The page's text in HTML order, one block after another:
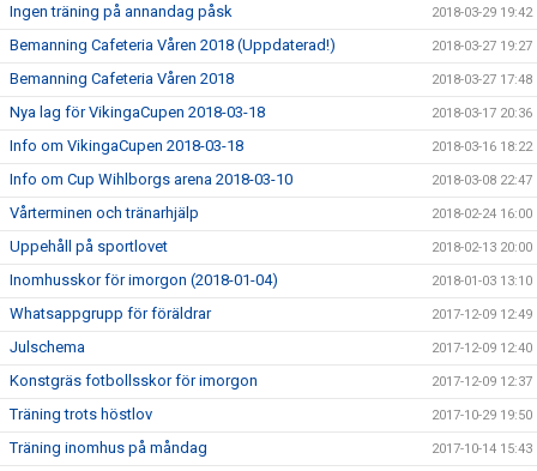
Ingen träning på annandag påsk 2018-03-29 19:42
Bemanning Cafeteria Våren 2018 (Uppdaterad!) 2018-03-27 19:27
Bemanning Cafeteria Våren 2018 2018-03-27 17:48
Nya lag för VikingaCupen 2018-03-18 2018-03-17 20:36
Info om VikingaCupen 2018-03-18 2018-03-16 18:22
Info om Cup Wihlborgs arena 2018-03-10 2018-03-08 22:47
Vårterminen och tränarhjälp 2018-02-24 16:00
Uppehåll på sportlovet 2018-02-13 20:00
Inomhusskor för imorgon (2018-01-04) 2018-01-03 13:10
Whatsappgrupp för föräldrar 2017-12-09 12:49
Julschema 2017-12-09 12:40
Konstgräs fotbollsskor för imorgon 2017-12-09 12:37
Träning trots höstlov 2017-10-29 19:50
Träning inomhus på måndag 2017-10-14 15:43